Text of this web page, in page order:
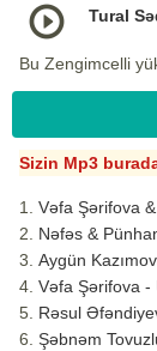
Tural
Bu Zengimcelli
Sizin Mp3
Vəfa Şərifova
Nəfəs &
Aygün
Vəfa Şərifova -
Rəsul
Şəbnəm